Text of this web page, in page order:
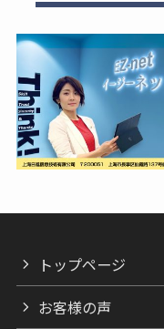
トップページ
お客様の声